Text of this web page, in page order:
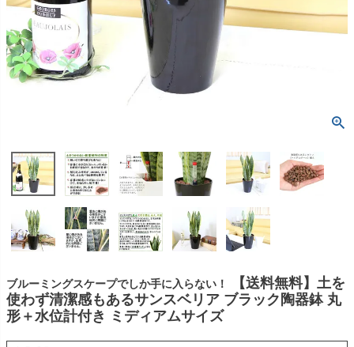
ブルーミングスケープでしか手に入らない！
【送料無料】土を
使わず清潔感もあるサンスベリア ブラック陶器鉢 丸
形＋水位計付き ミディアムサイズ